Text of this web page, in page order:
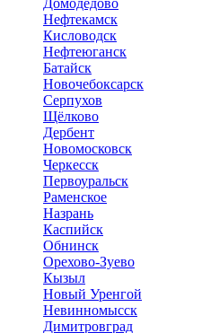
Нефтекамск
Кисловодск
Нефтеюганск
Батайск
Новочебоксарск
Серпухов
Щёлково
Дербент
Новомосковск
Черкесск
Первоуральск
Раменское
Назрань
Каспийск
Обнинск
Орехово-Зуево
Кызыл
Новый Уренгой
Невинномысск
Димитровград